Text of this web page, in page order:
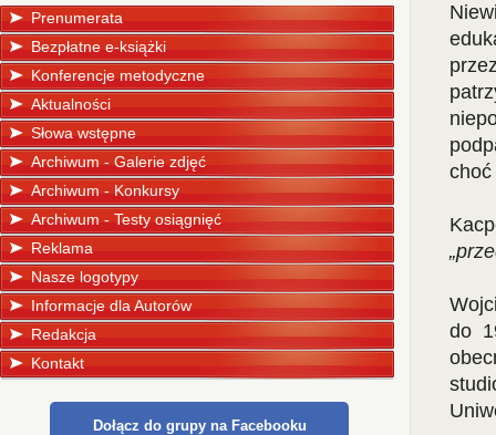
Prenumerata
Bezpłatne e-książki
Konferencje metodyczne
Aktualności
Słowa wstępne
Archiwum - Galerie zdjęć
Archiwum - Konkursy
Archiwum - Testy osiągnięć
Reklama
Nasze logotypy
Informacje dla Autorów
Redakcja
Kontakt
Dołącz do grupy na Facebooku
choć
do